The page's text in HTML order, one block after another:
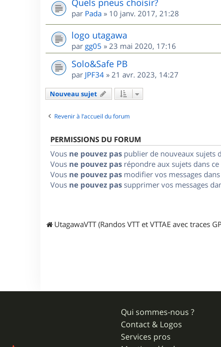
par Pada » 10 janv. 2017, 21:28
logo utagawa
par gg05 » 23 mai 2020, 17:16
Solo&Safe PB
par JPF34 » 21 avr. 2023, 14:27
Nouveau sujet
Revenir à l’accueil du forum
PERMISSIONS DU FORUM
Vous ne pouvez pas publier de nouveaux sujets
Vous ne pouvez pas répondre aux sujets dans
Vous ne pouvez pas modifier vos messages
Vous ne pouvez pas supprimer vos messages
UtagawaVTT (Randos VTT et VTTAE avec traces
Qui sommes-nous ?
Contact & Logos
Services pros